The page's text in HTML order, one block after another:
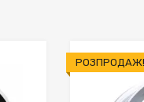
РОЗПРОДАЖ!